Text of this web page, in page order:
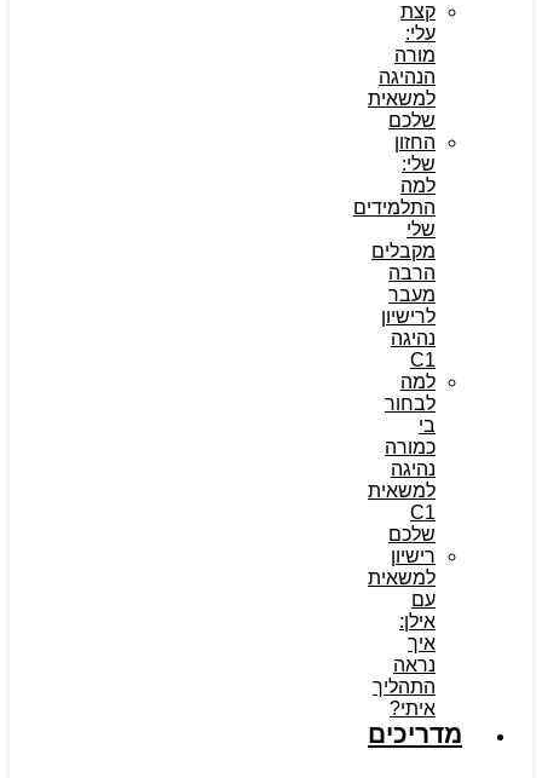
קצת
עלי:
מורה
הנהיגה
למשאית
שלכם
החזון
שלי:
למה
התלמידים
שלי
מקבלים
הרבה
מעבר
לרישיון
נהיגה
C1
למה
לבחור
בי
כמורה
נהיגה
למשאית
C1
שלכם
רישיון
למשאית
עם
אילן:
איך
נראה
התהליך
איתי?
מדריכים